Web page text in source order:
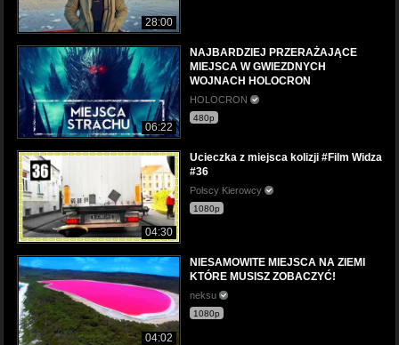
28:00
06:22
NAJBARDZIEJ PRZERAŻAJĄCE
MIEJSCA W GWIEZDNYCH
WOJNACH HOLOCRON
HOLOCRON
480p
04:30
Ucieczka z miejsca kolizji #Film Widza
#36
Polscy Kierowcy
1080p
04:02
NIESAMOWITE MIEJSCA NA ZIEMI
KTÓRE MUSISZ ZOBACZYĆ!
neksu
1080p